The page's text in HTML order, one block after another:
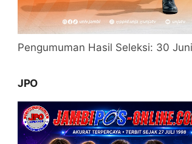
Pengumuman Hasil Seleksi: 30
JPO